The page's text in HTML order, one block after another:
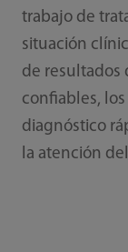
trabajo de
situación
de resultados
confiables,
diagnóstico
la atención